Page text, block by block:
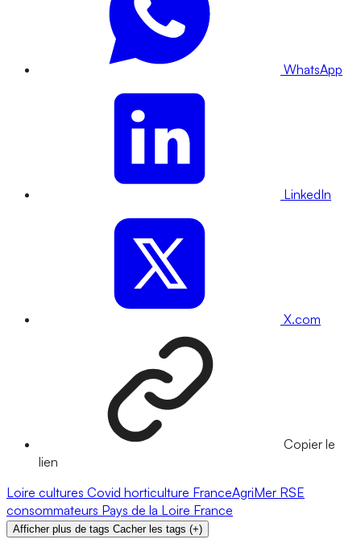
WhatsApp
LinkedIn
X.com
Copier le
lien
Loire cultures Covid horticulture FranceAgriMer RSE
consommateurs Pays de la Loire France
Afficher plus de tags Cacher les tags (+)